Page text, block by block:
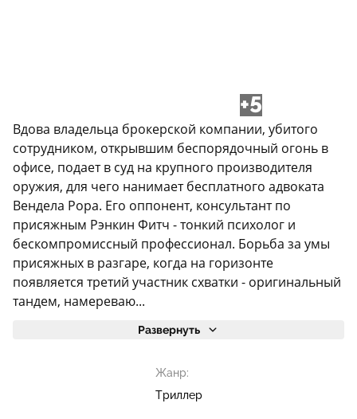
+5
Вдова владельца брокерской компании, убитого
сотрудником, открывшим беспорядочный огонь в
офисе, подает в суд на крупного производителя
оружия, для чего нанимает бесплатного адвоката
Вендела Рора. Его оппонент, консультант по
присяжным Рэнкин Фитч - тонкий психолог и
бескомпромиссный профессионал. Борьба за умы
присяжных в разгаре, когда на горизонте
появляется третий участник схватки - оригинальный
тандем, намереваю...
Развернуть
Жанр:
Триллер